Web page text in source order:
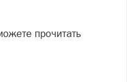
прочитать